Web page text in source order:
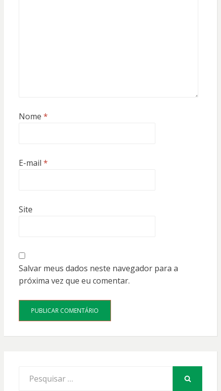
Nome *
E-mail *
Site
Salvar meus dados neste navegador para a
próxima vez que eu comentar.
por: